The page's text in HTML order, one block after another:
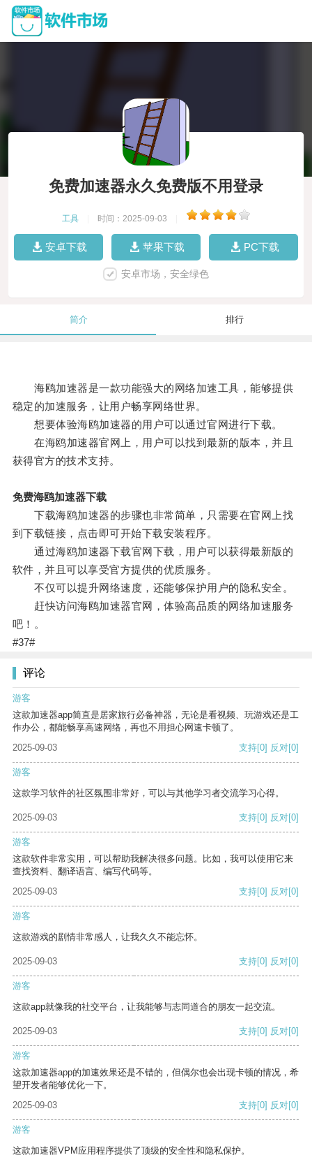
免费加速器永久免费版不用登录
工具 时间：2025-09-03
安卓下载 苹果下载 PC下载
安卓市场，安全绿色
简介 排行
海鸥加速器是一款功能强大的网络加速工具，能够提供
稳定的加速服务，让用户畅享网络世界。
想要体验海鸥加速器的用户可以通过官网进行下载。
在海鸥加速器官网上，用户可以找到最新的版本，并且
获得官方的技术支持。
免费海鸥加速器下载
下载海鸥加速器的步骤也非常简单，只需要在官网上找
到下载链接，点击即可开始下载安装程序。
通过海鸥加速器下载官网下载，用户可以获得最新版的
软件，并且可以享受官方提供的优质服务。
不仅可以提升网络速度，还能够保护用户的隐私安全。
赶快访问海鸥加速器官网，体验高品质的网络加速服务
吧！。
#37#
评论
游客
这款加速器app简直是居家旅行必备神器，无论是看视频、玩游戏还是工
作办公，都能畅享高速网络，再也不用担心网速卡顿了。
2025-09-03
支持[0] 反对[0]
游客
这款学习软件的社区氛围非常好，可以与其他学习者交流学习心得。
2025-09-03 支持[0] 反对[0]
游客
这款软件非常实用，可以帮助我解决很多问题。比如，我可以使用它来
查找资料、翻译语言、编写代码等。
2025-09-03
支持[0] 反对[0]
游客
这款游戏的剧情非常感人，让我久久不能忘怀。
2025-09-03 支持[0] 反对[0]
游客
这款app就像我的社交平台，让我能够与志同道合的朋友一起交流。
2025-09-03 支持[0] 反对[0]
游客
这款加速器app的加速效果还是不错的，但偶尔也会出现卡顿的情况，希
望开发者能够优化一下。
2025-09-03
支持[0] 反对[0]
游客
这款加速器VPM应用程序提供了顶级的安全性和隐私保护。